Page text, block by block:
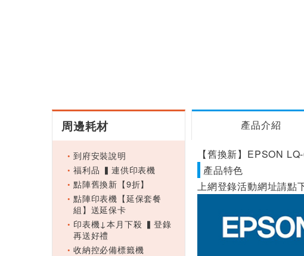
周邊耗材
到府安裝說明
福利品 ▍連供印表機
點陣舊換新【9折】
點陣印表機【延保套餐
組】送延保卡
印表機↓本月下殺 ▍登錄
再送好禮
收納控必備標籤機
產品介紹
【舊換新】EPSON
產品特色
上網登錄活動網址請點